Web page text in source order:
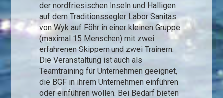
der nordfriesischen Inseln und Halligen
auf dem Traditionssegler Labor Sanitas
von Wyk auf Föhr in einer kleinen Gruppe
(maximal 15 Menschen) mit zwei
erfahrenen Skippern und zwei Trainern.
Die Veranstaltung ist auch als
Teamtraining für Unternehmen geeignet,
die BGF in ihrem Unternehmen einführen
oder einführen wollen. Bei Bedarf bieten